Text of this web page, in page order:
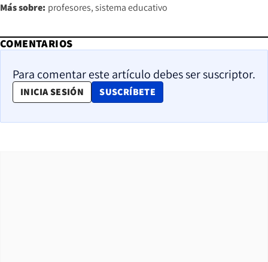
Más sobre: profesores sistema educativo
COMENTARIOS
Para comentar este artículo debes ser suscriptor.
INICIA SESIÓN SUSCRÍBETE
OPENS IN NEW WINDOW